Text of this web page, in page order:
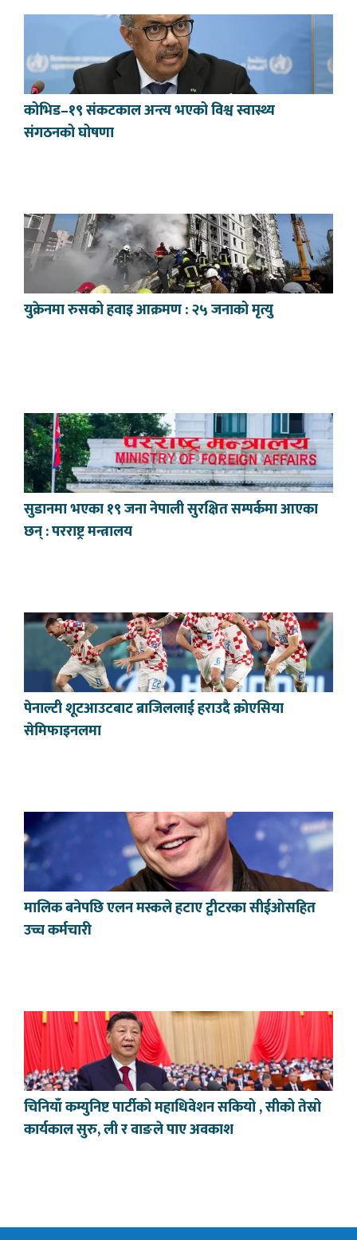
कोभिड–१९ संकटकाल अन्त्य भएको विश्व स्वास्थ्य
संगठनको घोषणा
युक्रेनमा रुसको हवाइ आक्रमण : २५ जनाको मृत्यु
सुडानमा भएका १९ जना नेपाली सुरक्षित सम्पर्कमा आएका
छन् : परराष्ट्र मन्त्रालय
पेनाल्टी शूटआउटबाट ब्राजिललाई हराउदै क्रोएसिया
सेमिफाइनलमा
मालिक बनेपछि एलन मस्कले हटाए ट्वीटरका सीईओसहित
उच्च कर्मचारी
चिनियाँ कम्युनिष्ट पार्टीको महाधिवेशन सकियो , सीको तेस्रो
कार्यकाल सुरु, ली र वाङले पाए अवकाश